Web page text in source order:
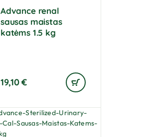
Advance renal
sausas maistas
katėms 1.5 kg
19,10€